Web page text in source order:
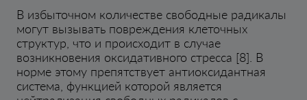
В избыточном количестве свободные радикалы
могут вызывать повреждения клеточных
структур, что и происходит в случае
возникновения оксидативного стресса [8]. В
норме этому препятствует антиоксидантная
система, функцией которой является